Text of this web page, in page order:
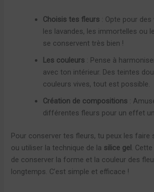
Choisis tes fleurs : Opte pour
les lavandes, les immortelles ou
se conservent très bien !
Les couleurs : Pense à
avec ton intérieur. Des teintes
couleurs vives, tout est possible.
Création de compositions :
différentes fleurs pour un effet
Pour conserver tes fleurs, tu peux les faire
ou utiliser la technique de la silice gel .
de conserver la forme et la couleur des
longtemps. C’est simple et efficace !